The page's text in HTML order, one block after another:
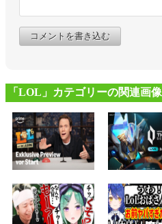
コメントを書き込む
「LOL」カテゴリーの関連画像